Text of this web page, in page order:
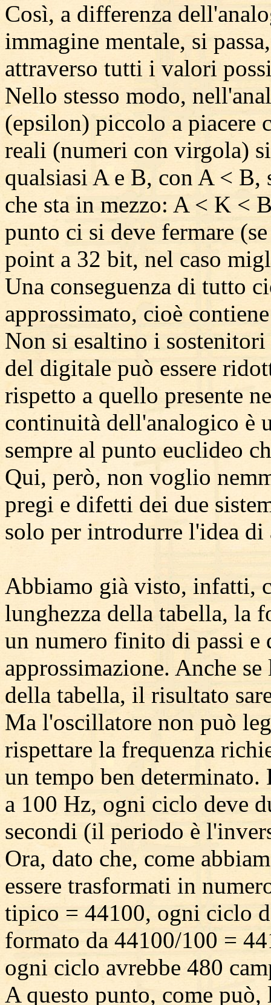
Così, a differenza
immagine mentale, si
attraverso tutti i valori
Nello stesso modo,
(epsilon) piccolo a piacere
reali (numeri con virgola)
qualsiasi A e B, con A < B,
che sta in mezzo: A < K <
punto ci si deve fermare
point a 32 bit, nel caso
Una conseguenza di tutto
approssimato, cioè
Non si esaltino i
del digitale può essere
rispetto a quello presente
continuità dell'analogico è
sempre al punto euclideo
Qui, però, non voglio
pregi e difetti dei due
solo per introdurre l'idea
Abbiamo già visto, infatti,
lunghezza della tabella, la
un numero finito di passi e
approssimazione. Anche
della tabella, il risultato
Ma l'oscillatore non può
rispettare la frequenza
un tempo ben determinato.
a 100 Hz, ogni ciclo deve
secondi (il periodo è
Ora, dato che, come
essere trasformati in
tipico = 44100, ogni ciclo
formato da 44100/100 =
ogni ciclo avrebbe 480
A questo punto, come